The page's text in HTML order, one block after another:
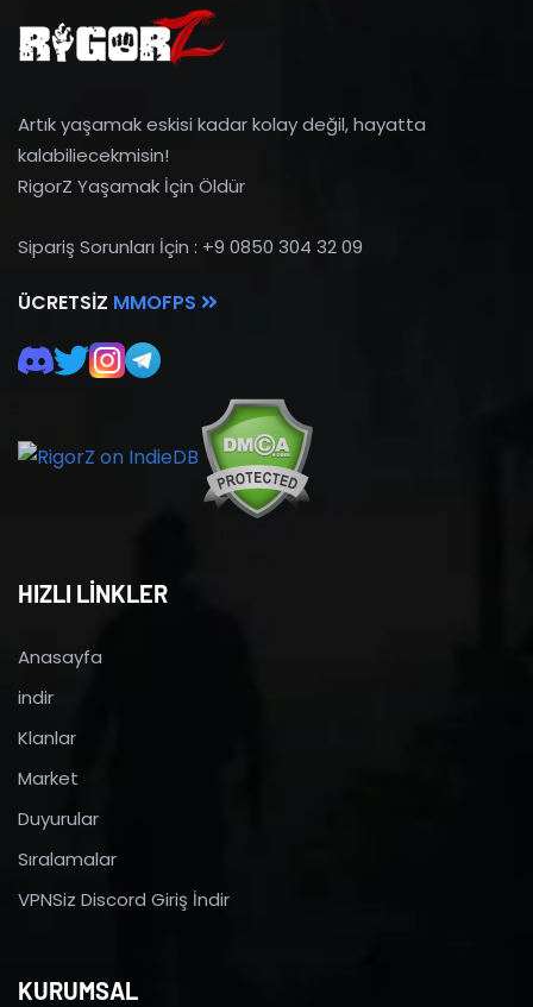
Artık yaşamak eskisi kadar kolay değil, hayatta
kalabiliecekmisin!
RigorZ Yaşamak İçin Öldür
Sipariş Sorunları İçin : +9 0850 304 32 09
ÜCRETSIZ MMOFPS
HIZLI LİNKLER
Anasayfa
indir
Klanlar
Market
Duyurular
Sıralamalar
VPNSiz Discord Giriş İndir
KURUMSAL